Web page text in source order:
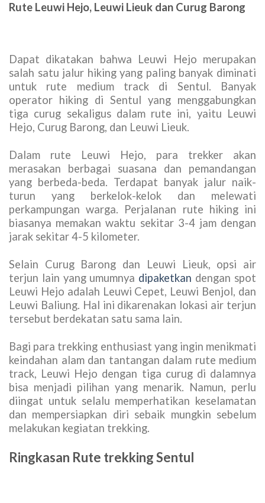
Rute Leuwi Hejo, Leuwi Lieuk dan Curug Barong
Dapat dikatakan bahwa Leuwi Hejo merupakan
salah satu jalur hiking yang paling banyak diminati
untuk rute medium track di Sentul. Banyak
operator hiking di Sentul yang menggabungkan
tiga curug sekaligus dalam rute ini, yaitu Leuwi
Hejo, Curug Barong, dan Leuwi Lieuk.
Dalam rute Leuwi Hejo, para trekker akan
merasakan berbagai suasana dan pemandangan
yang berbeda-beda. Terdapat banyak jalur naik-
turun yang berkelok-kelok dan melewati
perkampungan warga. Perjalanan rute hiking ini
biasanya memakan waktu sekitar 3-4 jam dengan
jarak sekitar 4-5 kilometer.
Selain Curug Barong dan Leuwi Lieuk, opsi air
terjun lain yang umumnya dipaketkan dengan spot
Leuwi Hejo adalah Leuwi Cepet, Leuwi Benjol, dan
Leuwi Baliung. Hal ini dikarenakan lokasi air terjun
tersebut berdekatan satu sama lain.
Bagi para trekking enthusiast yang ingin menikmati
keindahan alam dan tantangan dalam rute medium
track, Leuwi Hejo dengan tiga curug di dalamnya
bisa menjadi pilihan yang menarik. Namun, perlu
diingat untuk selalu memperhatikan keselamatan
dan mempersiapkan diri sebaik mungkin sebelum
melakukan kegiatan trekking.
Ringkasan Rute trekking Sentul